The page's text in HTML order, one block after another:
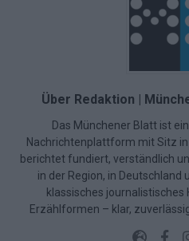
Über Redaktion |
Das Münchener Blatt ist
Nachrichtenplattform mit Sitz
berichtet fundiert, verständlich
in der Region, in Deutschland
klassisches
Erzählformen – klar,